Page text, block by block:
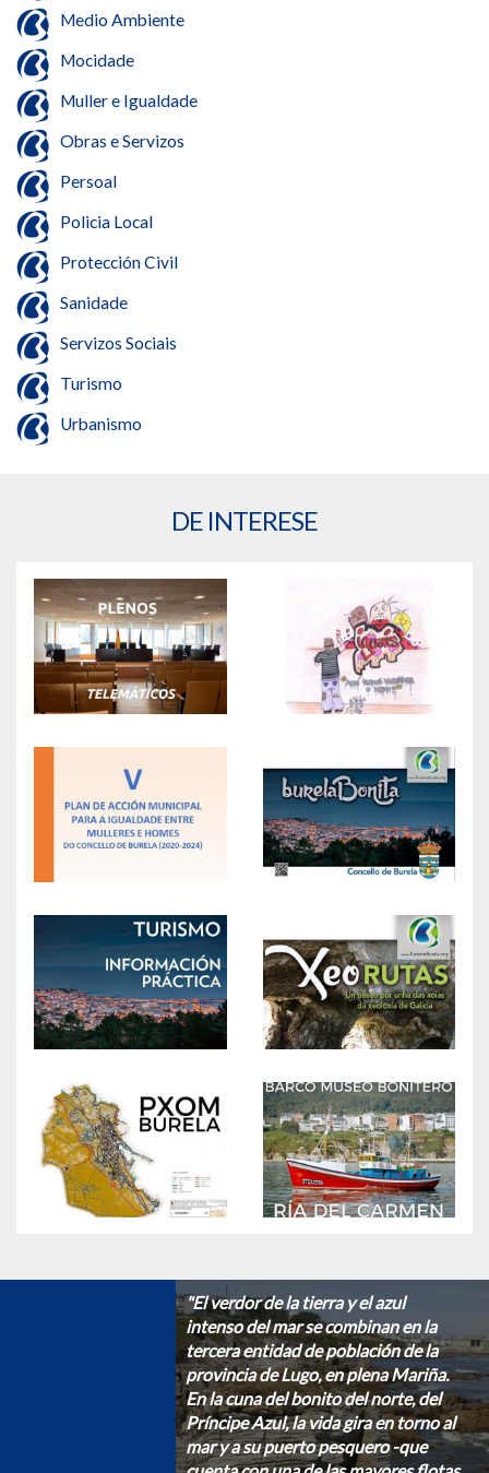
Medio Ambiente
Mocidade
Muller e Igualdade
Obras e Servizos
Persoal
Policia Local
Protección Civil
Sanidade
Servizos Sociais
Turismo
Urbanismo
DE INTERESE
"El verdor de la tierra y el azul
intenso del mar se combinan en la
tercera entidad de población de la
provincia de Lugo, en plena Mariña.
En la cuna del bonito del norte, del
Príncipe Azul, la vida gira en torno al
mar y a su puerto pesquero -que